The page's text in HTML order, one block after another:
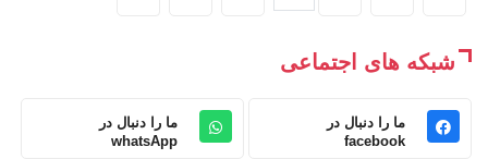
شبکه های اجتماعی
ما را دنبال در
facebook
ما را دنبال در
whatsApp